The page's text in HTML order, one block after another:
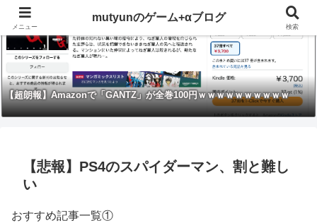
【超朗報】Amazonで「GANTZ」が全巻100円ｗｗｗｗｗｗｗｗｗｗ
【悲報】PS4のスパイダーマン、割と難し
い
おすすめ記事一覧①
メニュー
mutyunのゲーム+αブログ
検索